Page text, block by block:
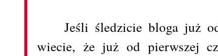
Jeśli śledzicie bloga już
wiecie, że już od pierwszej